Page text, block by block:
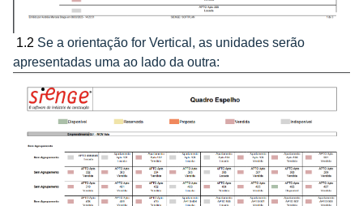
1.2 Se a orientação for Vertical, as unidades serão
apresentadas uma ao lado da outra: